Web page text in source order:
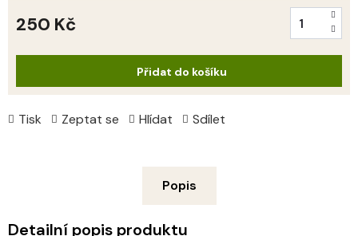
Tisk Zeptat se Hlídat Sdílet
250 Kč
Přidat do košíku
Popis
Detailní popis produktu